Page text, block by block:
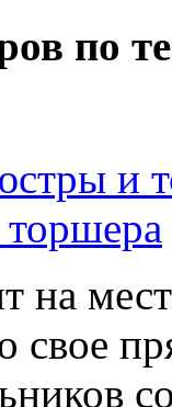
по
и
на
свое